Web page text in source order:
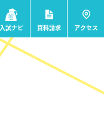
入試ナビ 資料請求 アクセス